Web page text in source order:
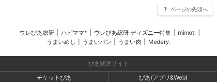
ページの先頭へ
ウレぴあ総研 ハピママ* ウレぴあ総研 ディズニー特集 mimot.
うまいめし
うまいパン うまい肉 Medery.
ぴあ関連サイト
チケットぴあ
ぴあ(アプリ&Web)